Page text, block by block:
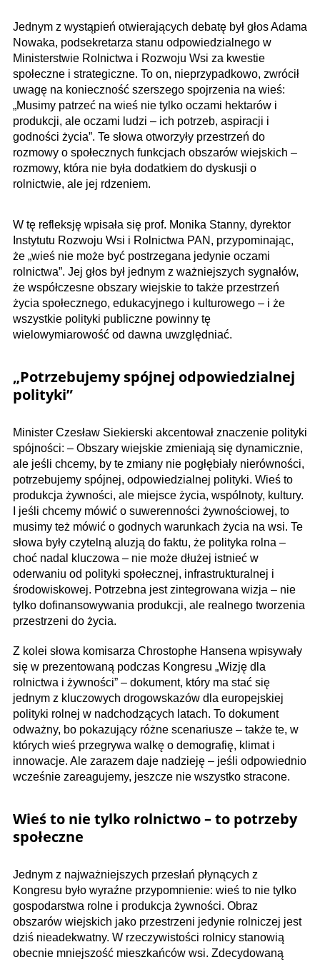
Jednym z wystąpień otwierających debatę był głos Adama
Nowaka, podsekretarza stanu odpowiedzialnego w
Ministerstwie Rolnictwa i Rozwoju Wsi za kwestie
społeczne i strategiczne. To on, nieprzypadkowo, zwrócił
uwagę na konieczność szerszego spojrzenia na wieś:
„Musimy patrzeć na wieś nie tylko oczami hektarów i
produkcji, ale oczami ludzi – ich potrzeb, aspiracji i
godności życia”. Te słowa otworzyły przestrzeń do
rozmowy o społecznych funkcjach obszarów wiejskich –
rozmowy, która nie była dodatkiem do dyskusji o
rolnictwie, ale jej rdzeniem.
W tę refleksję wpisała się prof. Monika Stanny, dyrektor
Instytutu Rozwoju Wsi i Rolnictwa PAN, przypominając,
że „wieś nie może być postrzegana jedynie oczami
rolnictwa”. Jej głos był jednym z ważniejszych sygnałów,
że współczesne obszary wiejskie to także przestrzeń
życia społecznego, edukacyjnego i kulturowego – i że
wszystkie polityki publiczne powinny tę
wielowymiarowość od dawna uwzględniać.
„Potrzebujemy spójnej odpowiedzialnej
polityki”
Minister Czesław Siekierski akcentował znaczenie polityki
spójności: – Obszary wiejskie zmieniają się dynamicznie,
ale jeśli chcemy, by te zmiany nie pogłębiały nierówności,
potrzebujemy spójnej, odpowiedzialnej polityki. Wieś to
produkcja żywności, ale miejsce życia, wspólnoty, kultury.
I jeśli chcemy mówić o suwerenności żywnościowej, to
musimy też mówić o godnych warunkach życia na wsi. Te
słowa były czytelną aluzją do faktu, że polityka rolna –
choć nadal kluczowa – nie może dłużej istnieć w
oderwaniu od polityki społecznej, infrastrukturalnej i
środowiskowej. Potrzebna jest zintegrowana wizja – nie
tylko dofinansowywania produkcji, ale realnego tworzenia
przestrzeni do życia.
Z kolei słowa komisarza Chrostophe Hansena wpisywały
się w prezentowaną podczas Kongresu „Wizję dla
rolnictwa i żywności” – dokument, który ma stać się
jednym z kluczowych drogowskazów dla europejskiej
polityki rolnej w nadchodzących latach. To dokument
odważny, bo pokazujący różne scenariusze – także te, w
których wieś przegrywa walkę o demografię, klimat i
innowacje. Ale zarazem daje nadzieję – jeśli odpowiednio
wcześnie zareagujemy, jeszcze nie wszystko stracone.
Wieś to nie tylko rolnictwo – to potrzeby
społeczne
Jednym z najważniejszych przesłań płynących z
Kongresu było wyraźne przypomnienie: wieś to nie tylko
gospodarstwa rolne i produkcja żywności. Obraz
obszarów wiejskich jako przestrzeni jedynie rolniczej jest
dziś nieadekwatny. W rzeczywistości rolnicy stanowią
obecnie mniejszość mieszkańców wsi. Zdecydowaną